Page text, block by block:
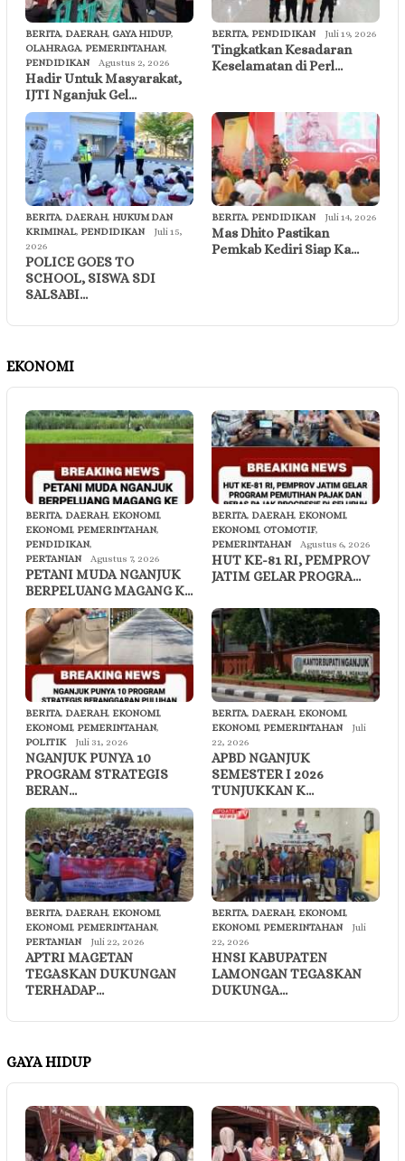
BERITA, DAERAH, GAYA HIDUP,
OLAHRAGA, PEMERINTAHAN,
PENDIDIKAN
Agustus 2, 2026
Hadir Untuk Masyarakat,
IJTI Nganjuk Gel…
BERITA, PENDIDIKAN Juli 19, 2026
Tingkatkan Kesadaran
Keselamatan di Perl…
BERITA, DAERAH, HUKUM DAN
KRIMINAL, PENDIDIKAN
Juli 15,
2026
POLICE GOES TO
SCHOOL, SISWA SDI
SALSABI…
BERITA, PENDIDIKAN Juli 14, 2026
Mas Dhito Pastikan
Pemkab Kediri Siap Ka…
EKONOMI
BERITA, DAERAH, EKONOMI,
EKONOMI, PEMERINTAHAN,
PENDIDIKAN,
PERTANIAN
Agustus 7, 2026
PETANI MUDA NGANJUK
BERPELUANG MAGANG K…
BERITA, DAERAH, EKONOMI,
EKONOMI, OTOMOTIF,
PEMERINTAHAN
Agustus 6, 2026
HUT KE-81 RI, PEMPROV
JATIM GELAR PROGRA…
BERITA, DAERAH, EKONOMI,
EKONOMI, PEMERINTAHAN,
POLITIK
Juli 31, 2026
NGANJUK PUNYA 10
PROGRAM STRATEGIS
BERAN…
BERITA, DAERAH, EKONOMI,
EKONOMI, PEMERINTAHAN
Juli
22, 2026
APBD NGANJUK
SEMESTER I 2026
TUNJUKKAN K…
BERITA, DAERAH, EKONOMI,
EKONOMI, PEMERINTAHAN,
PERTANIAN
Juli 22, 2026
APTRI MAGETAN
TEGASKAN DUKUNGAN
TERHADAP…
BERITA, DAERAH, EKONOMI,
EKONOMI, PEMERINTAHAN
Juli
22, 2026
HNSI KABUPATEN
LAMONGAN TEGASKAN
DUKUNGA…
GAYA HIDUP